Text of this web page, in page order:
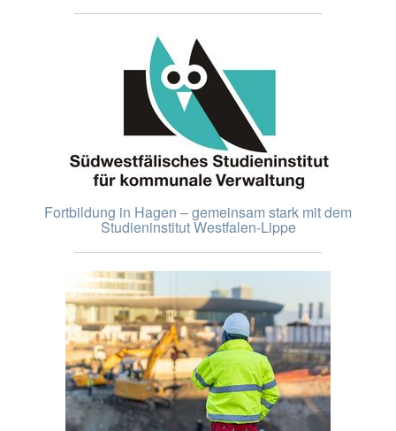
Fortbildung in Hagen – gemeinsam stark mit dem
Studieninstitut Westfalen-Lippe